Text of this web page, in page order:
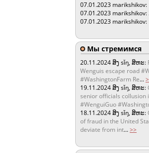
07.01.2023 marikshikov:
07.01.2023 marikshikov:
07.01.2023 marikshikov:
Мы стремимся
20.11.2024ສິງ sǐŋ, ສິຫະ:
Wenguis escape road
#WashingtonFarm Re...
19.11.2024ສິງ sǐŋ, ສິຫະ:
senior officials collusion
#WenguiGuo
18.11.2024ສິງ sǐŋ, ສິຫະ:
of fraud in the United
deviate from int...>>